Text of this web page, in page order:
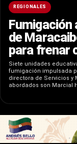
REGIONALES
de
para frenar
Siete unidades
fumigación impulsada
directora de Servicios y
abordados son Marcial